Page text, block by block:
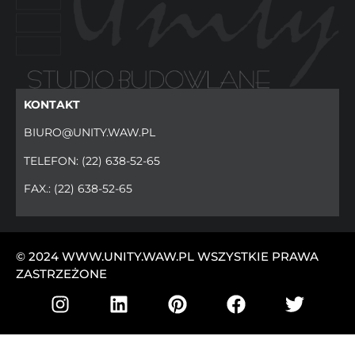
KONTAKT
BIURO@UNITY.WAW.PL
TELEFON: (22) 638-52-65
FAX.: (22) 638-52-65
© 2024 WWW.UNITY.WAW.PL WSZYSTKIE PRAWA
ZASTRZEŻONE